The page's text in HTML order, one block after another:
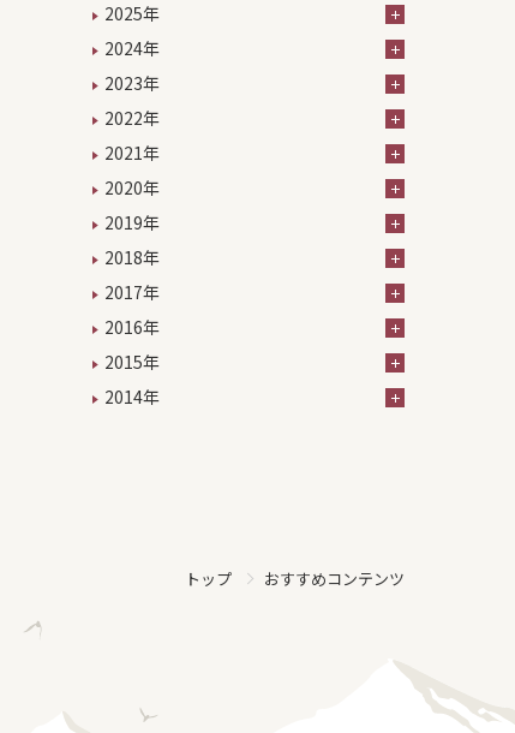
2025年
2024年
2023年
2022年
2021年
2020年
2019年
2018年
2017年
2016年
2015年
2014年
トップ おすすめコンテンツ